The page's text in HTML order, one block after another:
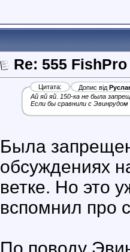
Re: 555 FishPro
Цитата: Допис від
Ай яй яй. 150-ка не была
Если бы сравнили с
Была
обсуждениях
ветке. Но это
вспомнил про